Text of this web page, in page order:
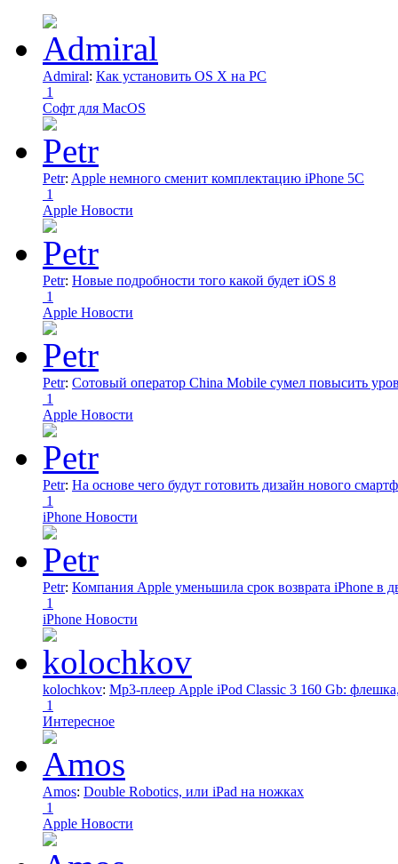
Admiral: Как установить OS X на PC
1
Софт для MacOS
Petr: Apple немного сменит комплектацию iPhone 5C
1
Apple Новости
Petr: Новые подробности того какой будет iOS 8
1
Apple Новости
Petr: Сотовый оператор China Mobile сумел повысить
1
Apple Новости
Petr: На основе чего будут готовить дизайн нового
1
iPhone Новости
Petr: Компания Apple уменьшила срок возврата iPhone в
1
iPhone Новости
kolochkov: Mp3-плеер Apple iPod Classic 3 160 Gb:
1
Интересное
Amos: Double Robotics, или iPad на ножках
1
Apple Новости